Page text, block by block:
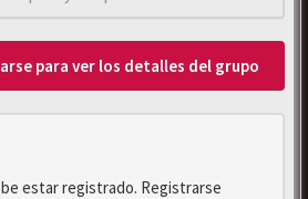
para ver los detalles del grupo
estar registrado. Registrarse